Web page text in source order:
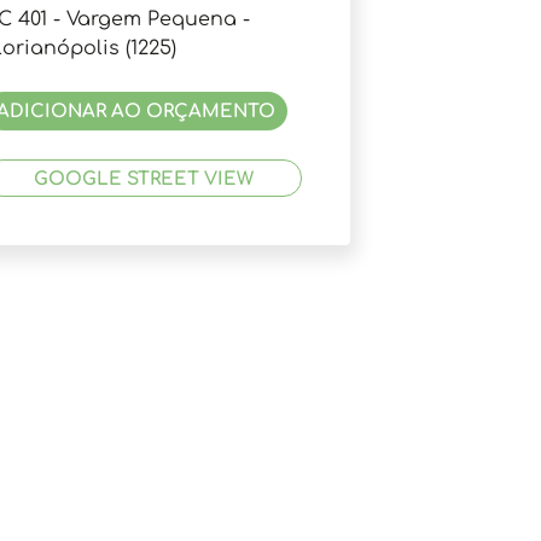
401 - Vargem Pequena -
(1225)
AO ORÇAMENTO
GOOGLE STREET VIEW